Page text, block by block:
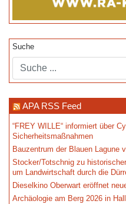
Suche
APA RSS Feed
“FREY WILLE“ informiert über
Sicherheitsmaßnahmen
Bauzentrum der Blauen Lagune
Stocker/Totschnig zu
um Landwirtschaft durch die
Dieselkino Oberwart eröffnet
Archäologie am Berg 2026 in